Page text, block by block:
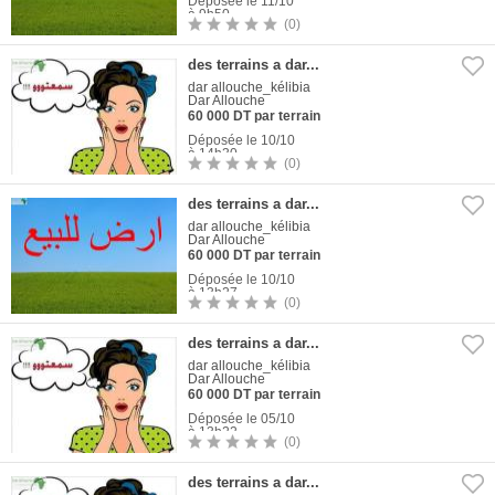
à 9h50
(0)
des terrains a dar...
Déposée le 10/10
à 14h30
dar allouche_kélibia
Dar Allouche
60 000 DT par terrain
(0)
des terrains a dar...
Déposée le 10/10
à 13h27
dar allouche_kélibia
Dar Allouche
60 000 DT par terrain
(0)
des terrains a dar...
Déposée le 05/10
à 13h22
dar allouche_kélibia
Dar Allouche
60 000 DT par terrain
(0)
des terrains a dar...